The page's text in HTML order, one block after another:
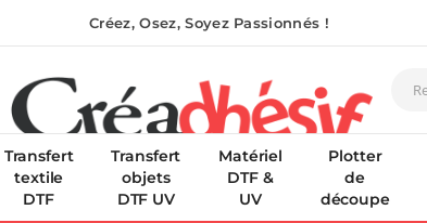
Créez, Osez, Soyez Passionnés !
Transfert
textile
DTF
Transfert
objets
DTF UV
Matériel
DTF &
UV
Plotter
de
découpe